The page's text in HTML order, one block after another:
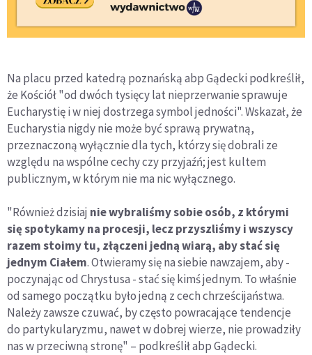
Na placu przed katedrą poznańską abp Gądecki podkreślił,
że Kościół "od dwóch tysięcy lat nieprzerwanie sprawuje
Eucharystię i w niej dostrzega symbol jedności". Wskazał, że
Eucharystia nigdy nie może być sprawą prywatną,
przeznaczoną wyłącznie dla tych, którzy się dobrali ze
względu na wspólne cechy czy przyjaźń; jest kultem
publicznym, w którym nie ma nic wyłącznego.
"Również dzisiaj nie wybraliśmy sobie osób, z którymi
się spotykamy na procesji, lecz przyszliśmy i wszyscy
razem stoimy tu, złączeni jedną wiarą, aby stać się
jednym Ciałem. Otwieramy się na siebie nawzajem, aby -
poczynając od Chrystusa - stać się kimś jednym. To właśnie
od samego początku było jedną z cech chrześcijaństwa.
Należy zawsze czuwać, by często powracające tendencje
do partykularyzmu, nawet w dobrej wierze, nie prowadziły
nas w przeciwną stronę" – podkreślił abp Gądecki.